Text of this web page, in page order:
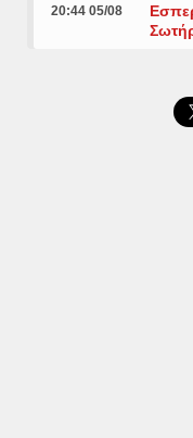
20:44 05/08